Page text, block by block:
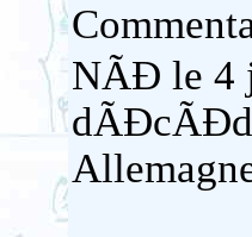
NÃĐ le 4